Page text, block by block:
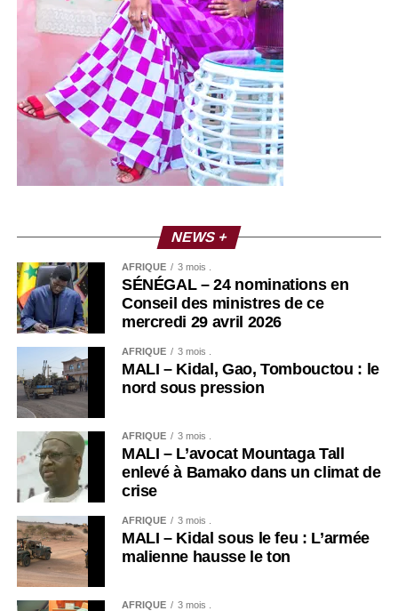
NEWS +
AFRIQUE 3 mois .
SÉNÉGAL – 24 nominations en
Conseil des ministres de ce
mercredi 29 avril 2026
AFRIQUE 3 mois .
MALI – Kidal, Gao, Tombouctou : le
nord sous pression
AFRIQUE 3 mois .
MALI – L’avocat Mountaga Tall
enlevé à Bamako dans un climat de
crise
AFRIQUE 3 mois .
MALI – Kidal sous le feu : L’armée
malienne hausse le ton
AFRIQUE 3 mois .